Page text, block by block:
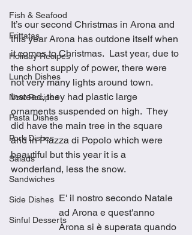
Fish & Seafood
Frittatas
Holiday Recipes
Lunch Dishes
New Recipes
Pasta Dishes
Pork Dishes
Salads
Sandwiches
Side Dishes
Sinful Desserts
It’s our second Christmas in Arona and
this year Arona has outdone itself when
it comes to Christmas.  Last year, due to
the short supply of power, there were
not very many lights around town.
Instead, they had plastic large
ornaments suspended on high.  They
did have the main tree in the square
and in Piazza di Popolo which were
beautiful but this year it is a
wonderland, less the snow.
E' il nostro secondo Natale
ad Arona e quest'anno
Arona si è superata quando